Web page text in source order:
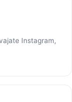
Instagram,